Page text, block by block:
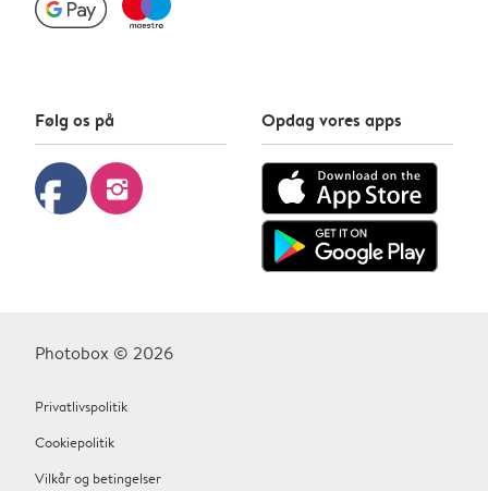
Følg os på
facebook instagram
Opdag vores apps
Photobox © 2026
Privatlivspolitik
Cookiepolitik
Vilkår og betingelser